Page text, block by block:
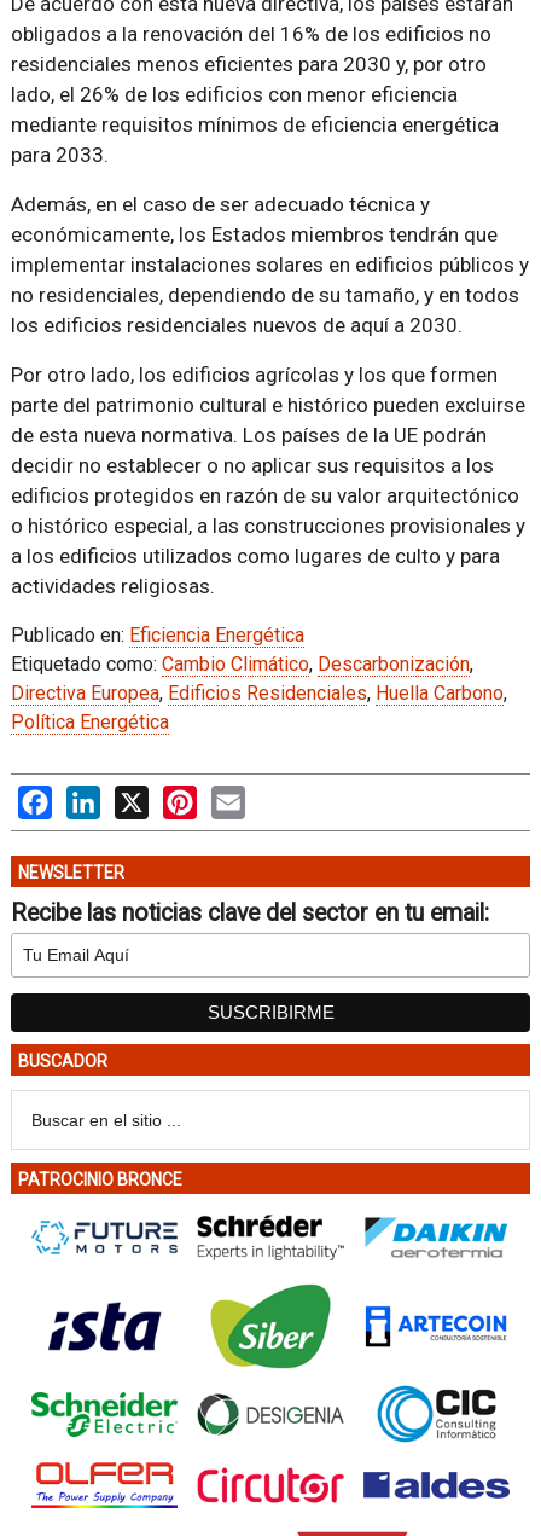
obligados a la renovación del 16% de los edificios no
residenciales menos eficientes para 2030 y, por otro
lado, el 26% de los edificios con menor eficiencia
mediante requisitos mínimos de eficiencia energética
para 2033.
Además, en el caso de ser adecuado técnica y
económicamente, los Estados miembros tendrán que
implementar instalaciones solares en edificios públicos y
no residenciales, dependiendo de su tamaño, y en todos
los edificios residenciales nuevos de aquí a 2030.
Por otro lado, los edificios agrícolas y los que formen
parte del patrimonio cultural e histórico pueden excluirse
de esta nueva normativa. Los países de la UE podrán
decidir no establecer o no aplicar sus requisitos a los
edificios protegidos en razón de su valor arquitectónico
o histórico especial, a las construcciones provisionales y
a los edificios utilizados como lugares de culto y para
actividades religiosas.
Publicado en: Eficiencia Energética
Etiquetado como: Cambio Climático, Descarbonización,
Directiva Europea, Edificios Residenciales, Huella Carbono,
Política Energética
FacebookLinkedIn
X PinterestEmail
NEWSLETTER
Recibe las noticias clave del sector en tu email:
BUSCADOR
PATROCINIO BRONCE